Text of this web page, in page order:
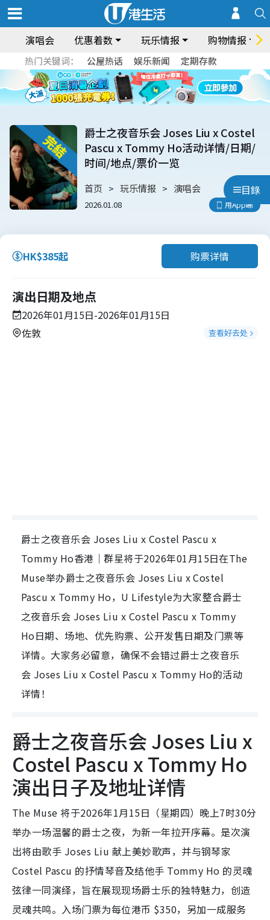
演唱会 优惠着数 玩乐情报 购物情报
热门关键词： 公屋热话 娱乐新闻 定期存款
目錄
爵士之夜音乐会 Joses Liu x Costel
Pascu x Tommy Ho活动详情/日期/
时间/地点/票价一览
首页 玩乐情报 演唱会
2026.01.08 用App睇
HK$385起 购票详情
演出日期及地点
2026年01月15日-2026年01月15日
佐敦
查看好去处
爵士之夜音乐会 Joses Liu x Costel Pascu x
Tommy Ho香港｜群星将于2026年01月15日在The
Muse举办爵士之夜音乐会 Joses Liu x Costel
Pascu x Tommy Ho，U Lifestyle为大家整合爵士
之夜音乐会 Joses Liu x Costel Pascu x Tommy
Ho日期、场地、优先购票、公开发售日期及门票等
详情。大家务必留意，确保不会错过爵士之夜音乐
会 Joses Liu x Costel Pascu x Tommy Ho的活动
详情！
爵士之夜音乐会 Joses Liu x
Costel Pascu x Tommy Ho
演出日子及地址详情
The Muse 将于2026年1月15日（星期四）晚上7时30分
举办一场温馨的爵士之夜，为新一年拉开序幕。是次演
出将由歌手 Joses Liu 献上美妙歌声，并与钢琴家
Costel Pascu 的抒情琴音及结他手 Tommy Ho 的灵魂
弦律一同演绎，旨在展现现场爵士乐的独特魅力，创造
灵魂共鸣。入场门票为每位港币 $350，另加一成服务